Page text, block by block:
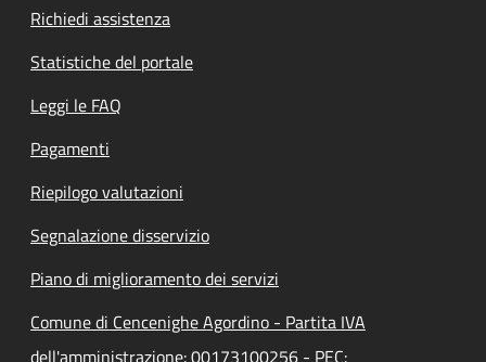
Richiedi assistenza
Statistiche del portale
Leggi le FAQ
Pagamenti
Riepilogo valutazioni
Segnalazione disservizio
Piano di miglioramento dei servizi
Comune di Cencenighe Agordino - Partita IVA
dell'amministrazione: 00173100256 - PEC: